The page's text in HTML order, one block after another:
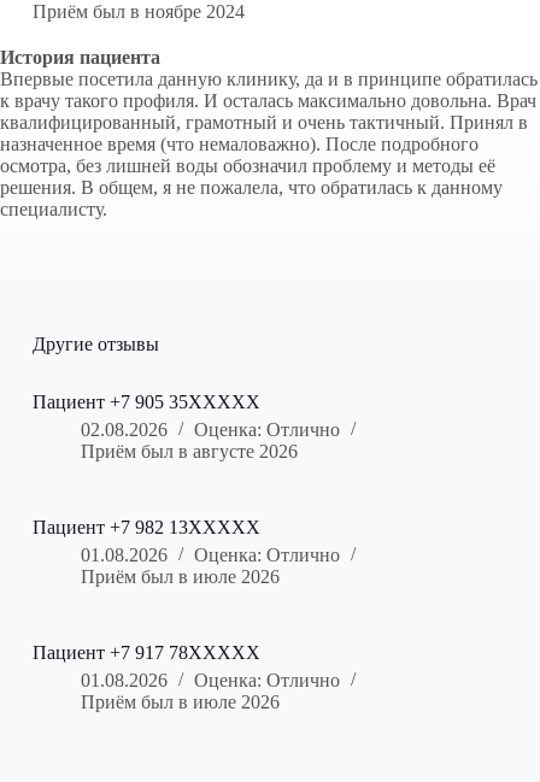
Приём был в ноябре 2024
История пациента
Впервые посетила данную клинику, да и в принципе обратилась
к врачу такого профиля. И осталась максимально довольна. Врач
квалифицированный, грамотный и очень тактичный. Принял в
назначенное время (что немаловажно). После подробного
осмотра, без лишней воды обозначил проблему и методы её
решения. В общем, я не пожалела, что обратилась к данному
специалисту.
Другие отзывы
Пациент +7 905 35XXXXX
02.08.2026
Оценка: Отлично
Приём был в августе 2026
Пациент +7 982 13XXXXX
01.08.2026
Оценка: Отлично
Приём был в июле 2026
Пациент +7 917 78XXXXX
01.08.2026
Оценка: Отлично
Приём был в июле 2026